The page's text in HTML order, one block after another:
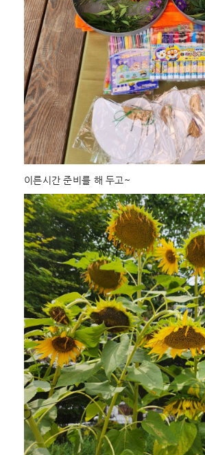
이른시간 준비를 해 두고~